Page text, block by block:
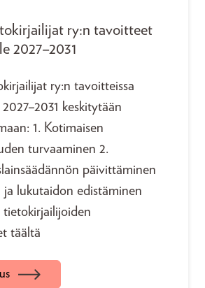
ry:n tavoitteet
2027–2031
ry:n tavoitteissa
keskitytään
1. Kotimaisen
turvaaminen 2.
päivittäminen
ja lukutaidon edistäminen
tietokirjailijoiden
täältä